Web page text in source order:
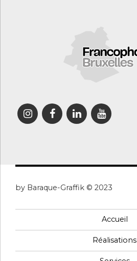
by Baraque-Graffik © 2023
Accueil
Réalisations